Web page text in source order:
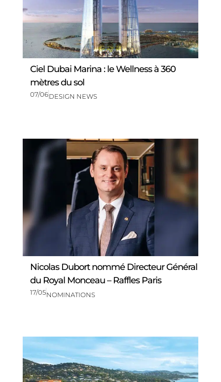
Ciel Dubai Marina : le Wellness à 360
mètres du sol
07/06DESIGN NEWS
Nicolas Dubort nommé Directeur Général
du Royal Monceau – Raffles Paris
17/05NOMINATIONS